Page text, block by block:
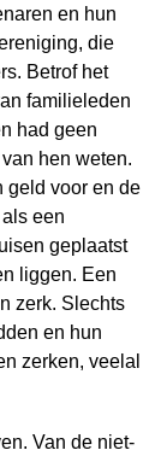
en hun
die
Betrof het
familieleden
had geen
hen weten.
geld voor en de
een
geplaatst
liggen. Een
zerk. Slechts
en hun
zerken, veelal
Van de niet-